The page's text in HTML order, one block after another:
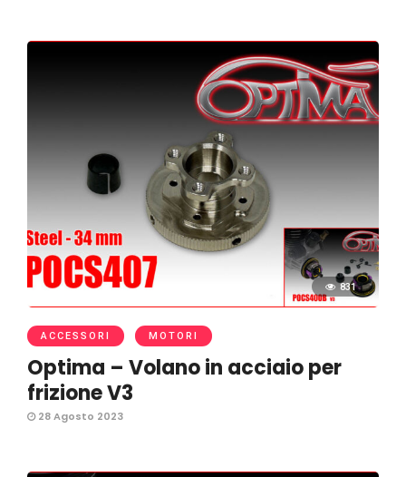
831
ACCESSORI MOTORI
Optima – Volano in acciaio per
frizione V3
28 Agosto 2023